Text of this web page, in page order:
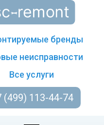
бренды
неисправности
Все услуги
(499) 113-44-74